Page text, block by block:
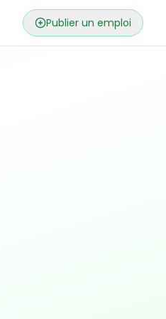
Publier un emploi